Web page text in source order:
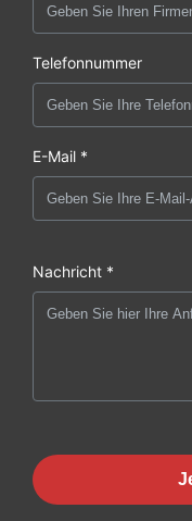
Telefonnummer
E-Mail *
Nachricht *